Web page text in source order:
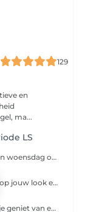
129
ma...
LS
LET OP: dit tarief is alleen geldig op dinsdag en woensdag op vertoon van je studentenpas. Houd rekening met onze vakantieperiodes, waarin dit aanbod tijdelijk vervalt: ZOMERPAUZE: 20 JULI T/M 22 AUGUSTUS 2026 KERSTPERIODE: 1 DECEMBER 2026 T/M 2 JANUARI 2027 Buiten deze periodes kun je op de aangegeven dagen weer gebruikmaken van het studententarief. Belangrijk: kies je tijdens een pauzeperiode of op een andere dag toch voor een LS-behandeling? Dan brengen wij het normale kniptarief in rekening.
Strak, modern of klassiek geknipt afgestemd op jouw look en haartype.
Versterkt en herstelt beschadigd haar terwijl je geniet van een professionele coupe.